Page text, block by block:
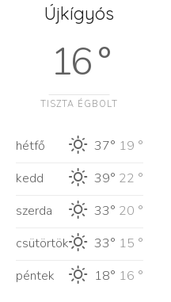
Újkígyós
16 °
TISZTA ÉGBOLT
hétfő 37° 19 °
kedd
39° 22 °
szerda
33° 20 °
csütörtök
33° 15 °
péntek
18° 16 °